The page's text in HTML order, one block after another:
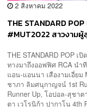
2 สิงหาคม 2022
THE STANDARD
#MUT2022 สาวงาม
THE STANDARD POP
ทางมาถึงออฟฟิศ RCA นำ
แอน-แอนนา เสืองามเอี่ยม
ชาภา ลิมศนุกาญจน์ 1st
Runner Up, โอปอล-สุชาต
ตา เวโรนิก้า ปากาโน 4th